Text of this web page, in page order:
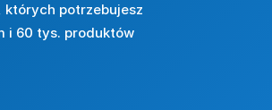
których potrzebujesz
i 60 tys. produktów